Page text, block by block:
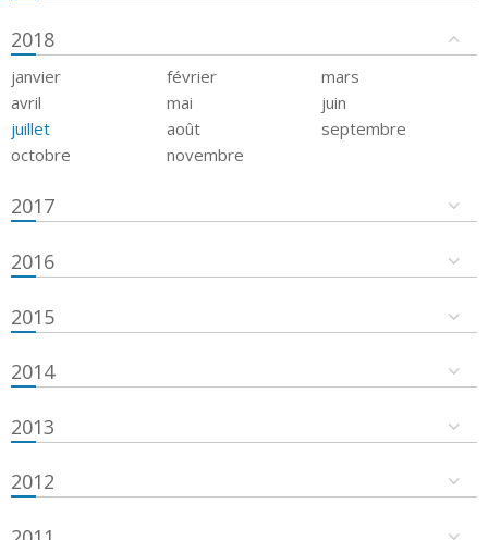
2018
janvier février
mars
avril
mai
juin
juillet
août
septembre
octobre
novembre
2017
2016
2015
2014
2013
2012